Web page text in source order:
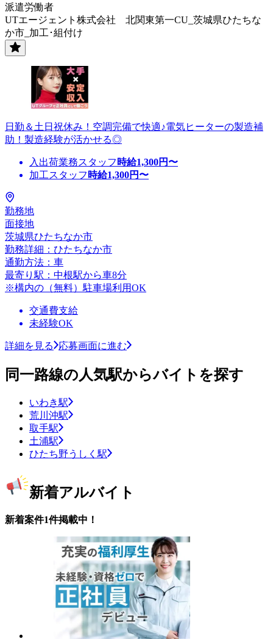
派遣労働者
UTエージェント株式会社 北関東第一CU_茨城県ひたちな
か市_加工･組付け
日勤＆土日祝休み！空調完備で快適♪電気ヒーターの製造補
助！製造経験が活かせる◎
入出荷業務スタッフ 時給1,300円〜
加工スタッフ 時給1,300円〜
勤務地
面接地
茨城県ひたちなか市
勤務詳細：ひたちなか市
通勤方法：車
最寄り駅：中根駅から車8分
※構内の（無料）駐車場利用OK
交通費支給
未経験OK
詳細を見る 応募画面に進む
同一路線の人気駅からバイトを探す
いわき駅
荒川沖駅
取手駅
土浦駅
ひたち野うしく駅
新着アルバイト
新着案件1件掲載中！